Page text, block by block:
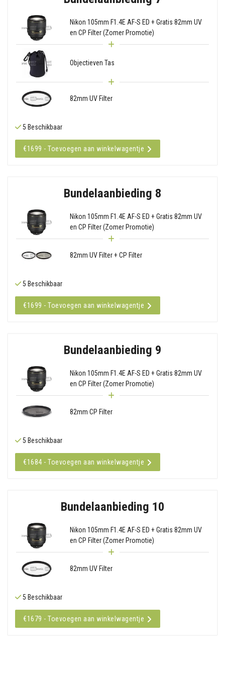
Nikon 105mm F1.4E AF-S ED + Gratis 82mm UV
en CP Filter (Zomer Promotie)
Objectieven Tas
82mm UV Filter
5 Beschikbaar
€1699 - Toevoegen aan winkelwagentje
Bundelaanbieding 8
Nikon 105mm F1.4E AF-S ED + Gratis 82mm UV
en CP Filter (Zomer Promotie)
82mm UV Filter + CP Filter
5 Beschikbaar
€1699 - Toevoegen aan winkelwagentje
Bundelaanbieding 9
Nikon 105mm F1.4E AF-S ED + Gratis 82mm UV
en CP Filter (Zomer Promotie)
82mm CP Filter
5 Beschikbaar
€1684 - Toevoegen aan winkelwagentje
Bundelaanbieding 10
Nikon 105mm F1.4E AF-S ED + Gratis 82mm UV
en CP Filter (Zomer Promotie)
82mm UV Filter
5 Beschikbaar
€1679 - Toevoegen aan winkelwagentje